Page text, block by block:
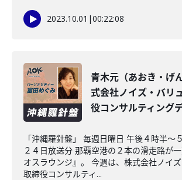
2023.10.01 |00:22:08
青木元（あおき・げ
式会社ノイズ・バリ
役コンサルティング
「沖縄羅針盤」 毎週日曜日 午後４時半～
２４日放送分 那覇空港の２本の滑走路が
オスラウンジ』。 今週は、株式会社ノイ
取締役コンサルティ...